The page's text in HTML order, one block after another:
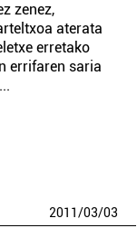
zenez,
aterata
erretako
errifaren saria
2011/03/03